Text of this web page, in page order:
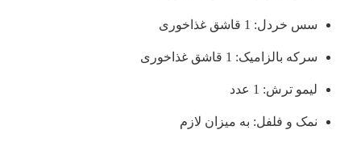
سس خردل: 1 قاشق غذاخوری
سرکه بالزامیک: 1 قاشق غذاخوری
لیمو ترش: 1 عدد
نمک و فلفل: به میزان لازم